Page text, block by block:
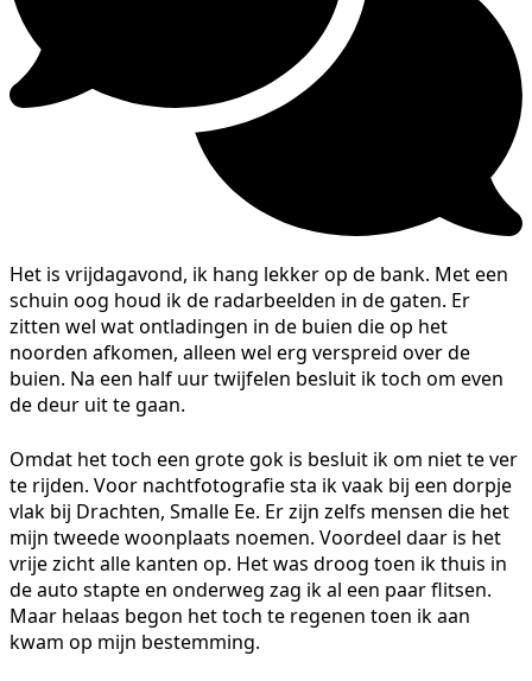
Het is vrijdagavond, ik hang lekker op de bank. Met een
schuin oog houd ik de radarbeelden in de gaten. Er
zitten wel wat ontladingen in de buien die op het
noorden afkomen, alleen wel erg verspreid over de
buien. Na een half uur twijfelen besluit ik toch om even
de deur uit te gaan.
Omdat het toch een grote gok is besluit ik om niet te ver
te rijden. Voor nachtfotografie sta ik vaak bij een dorpje
vlak bij Drachten, Smalle Ee. Er zijn zelfs mensen die het
mijn tweede woonplaats noemen. Voordeel daar is het
vrije zicht alle kanten op. Het was droog toen ik thuis in
de auto stapte en onderweg zag ik al een paar flitsen.
Maar helaas begon het toch te regenen toen ik aan
kwam op mijn bestemming.